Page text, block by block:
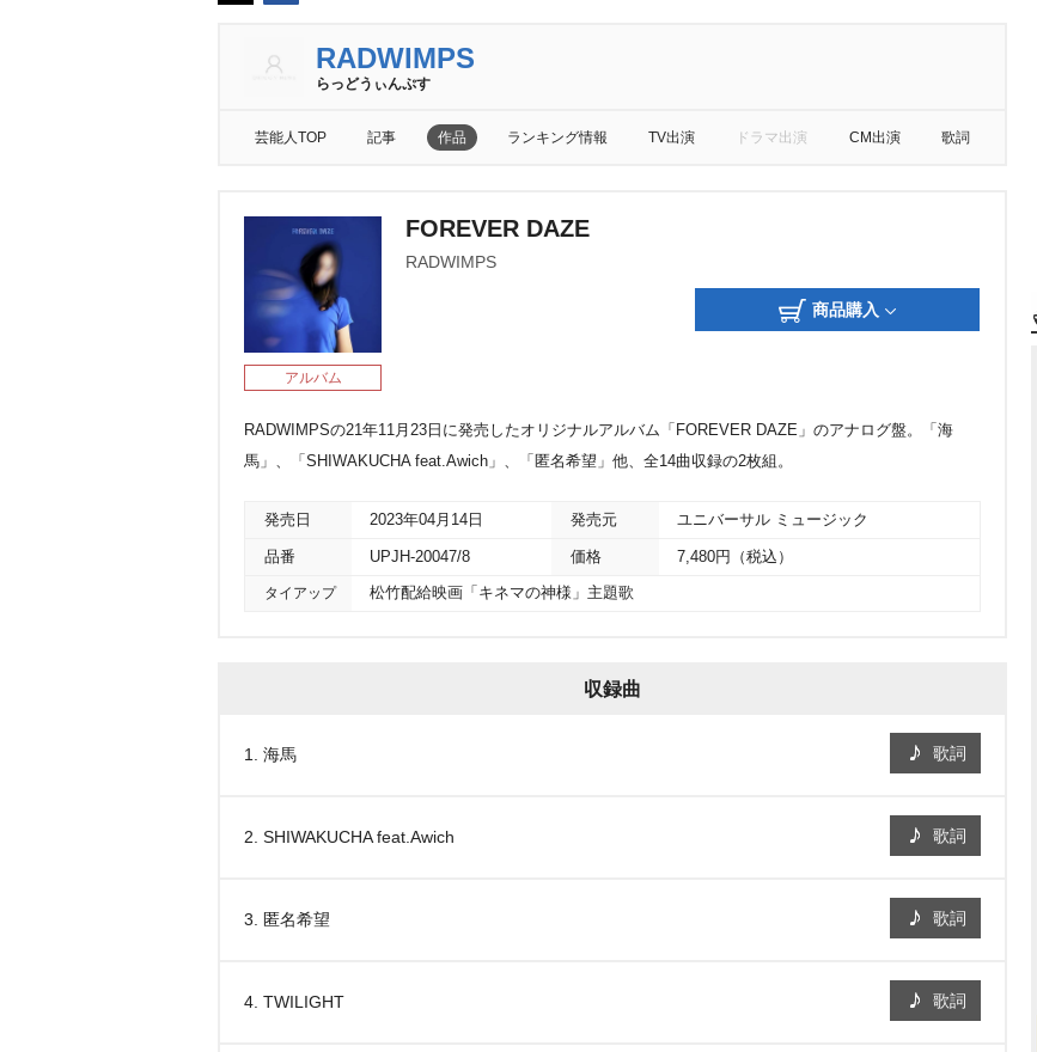
RADWIMPS
らっどうぃんぷす
芸能人TOP 記事 作品 ランキング情報 TV出演 ドラマ出演 CM出演 歌詞
アルバム
FOREVER DAZE
RADWIMPS
商品購入
RADWIMPSの21年11月23日に発売したオリジナルアルバム「FOREVER DAZE」のアナログ盤。「海
馬」、「SHIWAKUCHA feat.Awich」、「匿名希望」他、全14曲収録の2枚組。
発売日 2023年04月14日 発売元 ユニバーサル ミュージック
品番 UPJH-20047/8 価格 7,480円（税込）
タイアップ 松竹配給映画「キネマの神様」主題歌
収録曲
1. 海馬 歌詞
2. SHIWAKUCHA feat.Awich 歌詞
3. 匿名希望 歌詞
4. TWILIGHT 歌詞